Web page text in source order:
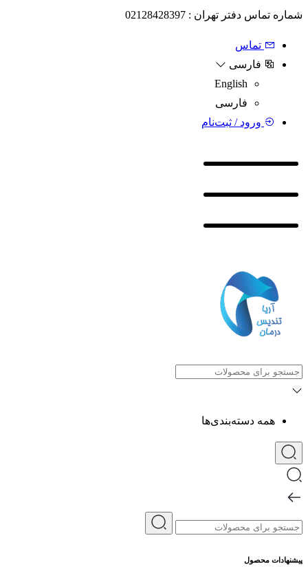
شماره تماس دفتر تهران : 02128428397
تماس
فارسی
English
فارسی
ورود / ثبت‌نام
همه دسته‌بندی‌ها
پیشنهادات محصول